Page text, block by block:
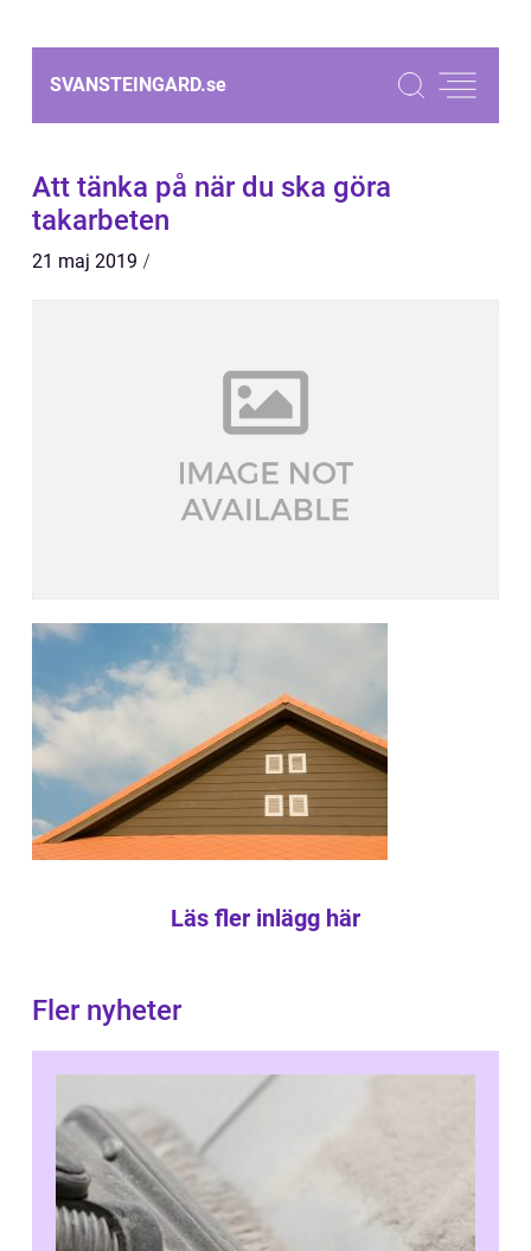
SVANSTEINGARD.se
Att tänka på när du ska göra
takarbeten
21 maj 2019
Läs fler inlägg här
Fler nyheter